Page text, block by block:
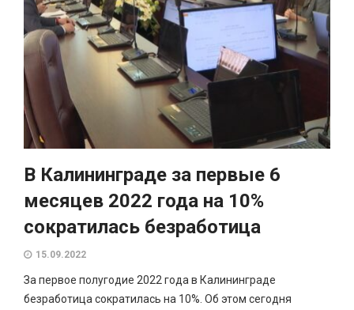
В Калининграде за первые 6
месяцев 2022 года на 10%
сократилась безработица
15.09.2022
За первое полугодие 2022 года в Калининграде
безработица сократилась на 10%. Об этом сегодня